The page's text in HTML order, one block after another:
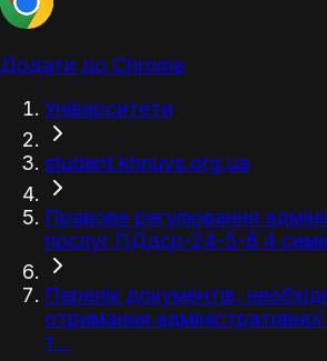
Додати до Chrome
Університети
student.khnuvs.org.ua
Правове регулювання
послуг ПДдср-24-5-8 4
Перелік документів,
отримання
т...